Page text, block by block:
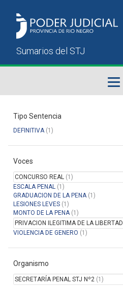
Sumarios del STJ
Manual del Usuario
Tipo Sentencia
DEFINITIVA(1)
Voces
CONCURSO REAL (1)
ESCALA PENAL (1)
GRADUACION DE LA PENA(1)
LESIONES LEVES (1)
MONTO DE LA PENA(1)
PRIVACION ILEGITIMA DE LA LIBERTAD
VIOLENCIA DE GENERO (1)
Organismo
SECRETARÍA PENAL STJ Nº2 (1)